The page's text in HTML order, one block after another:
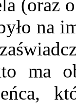
(oraz
na
ma